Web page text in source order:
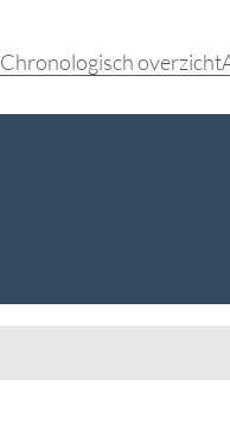
Chronologisch overzicht